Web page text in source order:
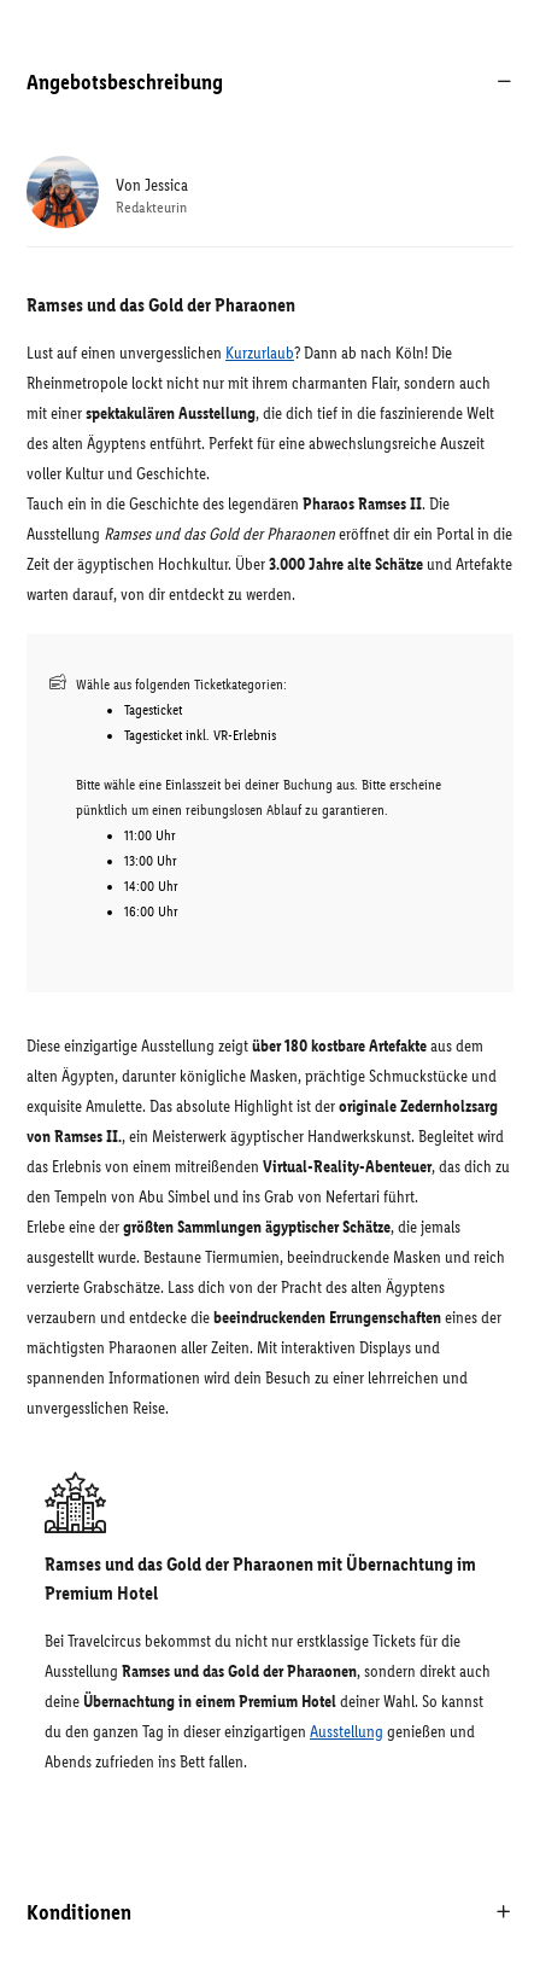
Angebotsbeschreibung
Ramses und das Gold der Pharaonen
Lust auf einen unvergesslichen Kurzurlaub? Dann ab nach Köln! Die
Rheinmetropole lockt nicht nur mit ihrem charmanten Flair, sondern auch
mit einerspektakulären Ausstellung, die dich tief in die faszinierende Welt
des alten Ägyptens entführt. Perfekt für eine abwechslungsreiche Auszeit
voller Kultur und Geschichte.
Tauch ein in die Geschichte des legendären Pharaos Ramses II. Die
Ausstellung Ramses und das Gold der Pharaoneneröffnet dir ein Portal in die
Zeit der ägyptischen Hochkultur. Über3.000 Jahre alte Schätze und Artefakte
warten darauf, von dir entdeckt zu werden.
Wähle aus folgenden Ticketkategorien:
Tagesticket
Tagesticket inkl. VR-Erlebnis
Bitte wähle eine Einlasszeit bei deiner Buchung aus. Bitte erscheine
pünktlich um einen reibungslosen Ablauf zu garantieren.
11:00 Uhr
13:00 Uhr
14:00 Uhr
16:00 Uhr
Diese einzigartige Ausstellung zeigtüber 180 kostbare Artefakteaus dem
alten Ägypten, darunter königliche Masken, prächtige Schmuckstücke und
exquisite Amulette. Das absolute Highlight ist deroriginale Zedernholzsarg
von Ramses II., ein Meisterwerk ägyptischer Handwerkskunst. Begleitet wird
das Erlebnis von einem mitreißenden Virtual-Reality-Abenteuer, das dich zu
den Tempeln von Abu Simbel und ins Grab von Nefertari führt.
Erlebe eine dergrößten Sammlungen ägyptischer Schätze, die jemals
ausgestellt wurde. Bestaune Tiermumien, beeindruckende Masken und reich
verzierte Grabschätze. Lass dich von der Pracht des alten Ägyptens
verzaubern und entdecke diebeeindruckenden Errungenschafteneines der
mächtigsten Pharaonen aller Zeiten. Mit interaktiven Displays und
spannenden Informationen wird dein Besuch zu einer lehrreichen und
unvergesslichen Reise.
Ramses und das Gold der Pharaonen mit Übernachtung im
Premium Hotel
Bei Travelcircus bekommst du nicht nur erstklassige Tickets für die
Ausstellung Ramses und das Gold der Pharaonen, sondern direkt auch
deine Übernachtung in einem Premium Hoteldeiner Wahl. So kannst
du den ganzen Tag in dieser einzigartigen Ausstellung genießen und
Abends zufrieden ins Bett fallen.
Von Jessica
Redakteurin
Konditionen